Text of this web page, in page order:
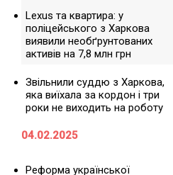
Lexus та квартира: у
поліцейського з Харкова
виявили необґрунтованих
активів на 7,8 млн грн
Звільнили суддю з Харкова,
яка виїхала за кордон і три
роки не виходить на роботу
04.02.2025
Реформа української